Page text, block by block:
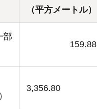
（平方メートル）
部
159.88
3,356.80